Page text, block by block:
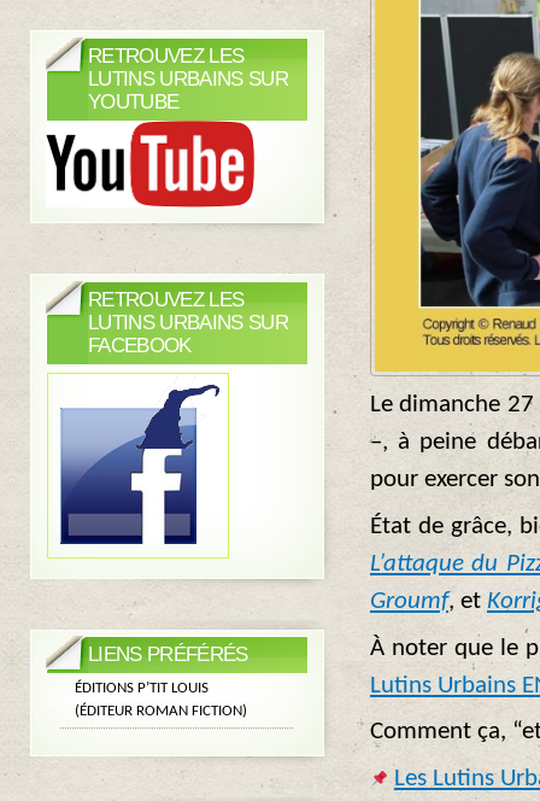
Le dimanche
–, à peine
pour exercer
État de grâce,
L’attaque du
Groumf, et
À noter que le
Lutins Urbains
Comment ça,
Les Lutins
RETROUVEZ LES
LUTINS URBAINS SUR
YOUTUBE
RETROUVEZ LES
LUTINS URBAINS SUR
FACEBOOK
LIENS PRÉFÉRÉS
ÉDITIONS P’TIT LOUIS
(ÉDITEUR ROMAN FICTION)